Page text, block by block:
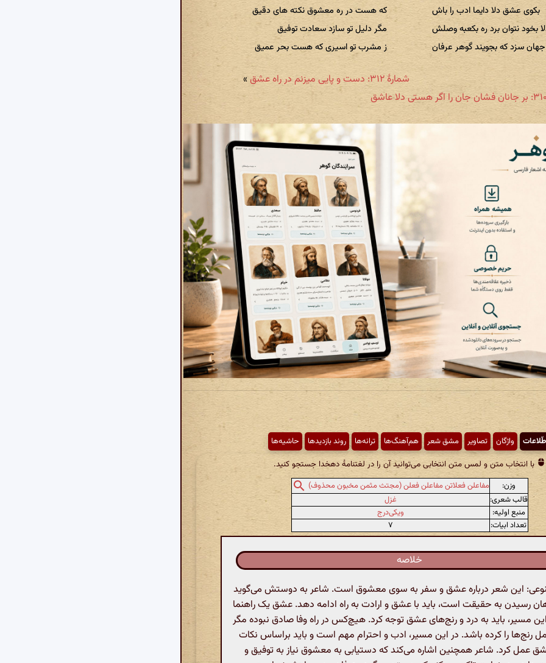
بکوی عشق دلا دایما ادب را باش
که هست در ره معشوق نکته های دقیق
بخود نتوان برد ره بکعبه وصلش
مگر دلیل تو سازد سعادت توفیق
جهان سزد که بجویند گوهر عرفان
ز مشرب تو اسیری که هست بحر عمیق
شمارهٔ ۳۱۲: دست و پایی میزنم در راه عشق »
واژگان تصاویر مشق شعر هم‌آهنگ‌ها ترانه‌ها روند بازدیدها حاشیه‌ها
با انتخاب متن و لمس متن انتخابی می‌توانید آن را در لغتنامهٔ دهخدا جستجو کنید.
وزن:
مفاعلن فعلاتن مفاعلن فعلن (مجتث مثمن مخبون محذوف)
قالب شعری:
غزل
منبع اولیه:
ویکی‌درج
تعداد ابیات:
۷
خلاصه
این شعر درباره عشق و سفر به سوی معشوق است. شاعر به دوستش می‌گوید
رسیدن به حقیقت است، باید با عشق و ارادت به راه ادامه دهد. عشق یک راهنما
مسیر، باید به درد و رنج‌های عشق توجه کرد. هیچ‌کس در راه وفا صادق نبوده مگر
رنج‌ها را کرده باشد. در این مسیر، ادب و احترام مهم است و باید براساس نکات
عمل کرد. شاعر همچنین اشاره می‌کند که دستیابی به معشوق نیاز به توفیق و